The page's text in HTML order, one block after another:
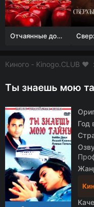
Отчаянные домохозяйки (1 сезон)
Киного - Kinogo.CLUB ❤️
Ты знаешь мою
Год